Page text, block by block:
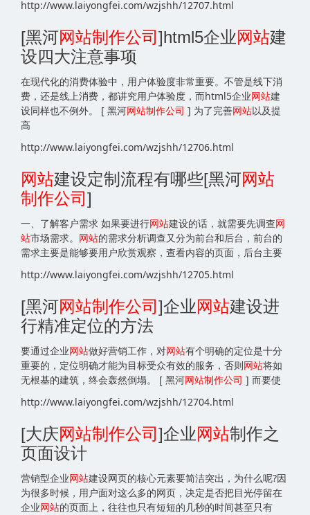
http://www.laiyongfei.com/wzjshh/12707.html
[黑河网站制作公司]html5企业网站建
设四大注意事项
在现代化的消费体验中，用户体验度非常重要。不管是线下消
费，还是线上消费，都讲究用户体验度，而html5企业网站建
设同样也不例外。 [ 黑河网站制作公司 ] 为了完善网站以及提
高
http://www.laiyongfei.com/wzjshh/12706.html
网站建设定制流程有哪些[黑河网站
制作公司]
一、了解客户需求 如果要进行网站建设的话，就需要先调查网
站市场需求。 网站的需求分析调查又分为前台和后台，前台的
需求主要是能够要用户欣赏观察，查看内容的页面，后台主要
http://www.laiyongfei.com/wzjshh/12705.html
[黑河网站制作公司]企业网站建设进
行精准定位的方法
要通过企业网站做好营销工作，对网站有个明确的定位是十分
重要的，定位明确才能为目标受众有效的服务，否则网站将如
无根基的建筑，终会轰然倒塌。 [ 黑河网站制作公司 ] 而要使
http://www.laiyongfei.com/wzjshh/12704.html
[大庆网站制作公司]企业网站制作之
页面设计
营销型企业网站建设网页的核心元素要简洁突出，为什么呢?因
为很多时候，用户面对这么多的网页，决定是否把目光停留在
企业网站的页面上，往往也只有短短的几秒的时间甚至只有